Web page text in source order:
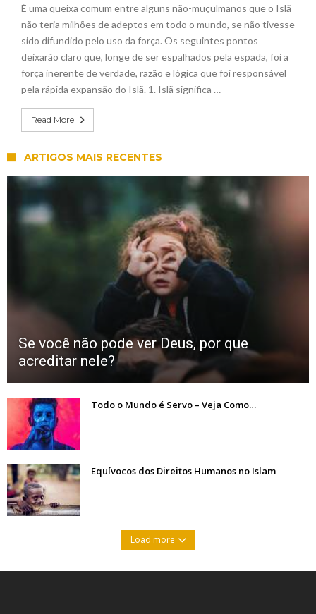
É uma queixa comum entre alguns não-muçulmanos que o Islã
não teria milhões de adeptos em todo o mundo, se não tivesse
sido difundido pelo uso da força. Os seguintes pontos
deixarão claro que, longe de ser espalhados pela espada, foi a
força inerente de verdade, razão e lógica que foi responsável
pela rápida expansão do Islã. 1. Islã significa …
Read More
ARTIGOS MAIS RECENTES
Se você não pode ver Deus, por que
acreditar nele?
Todo o Mundo é Servo – Veja Como…
Equívocos dos Direitos Humanos no Islam
Load more